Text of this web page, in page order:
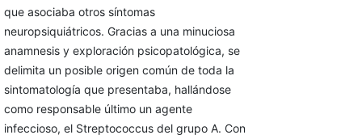
que asociaba otros síntomas
neuropsiquiátricos. Gracias a una minuciosa
anamnesis y exploración psicopatológica, se
delimita un posible origen común de toda la
sintomatología que presentaba, hallándose
como responsable último un agente
infeccioso, el Streptococcus del grupo A. Con